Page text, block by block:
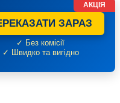
ЗАРАЗ
✓ Без комісії
✓ Швидко та вигідно
АКЦІЯ